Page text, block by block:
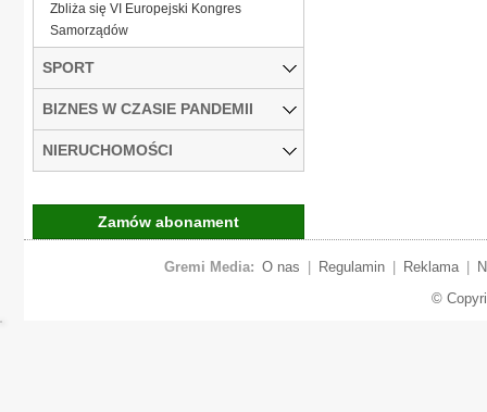
Zbliża się VI Europejski Kongres
Samorządów
SPORT
BIZNES W CZASIE PANDEMII
NIERUCHOMOŚCI
Zamów abonament
Gremi Media: O nas Regulamin Reklama
©